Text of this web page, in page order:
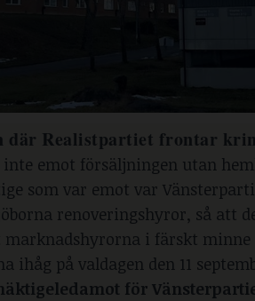
där Realistpartiet frontar
emot försäljningen utan
som var emot var
renoveringshyror, så att
marknadshyrorna i färskt
ihåg på valdagen den 11
för